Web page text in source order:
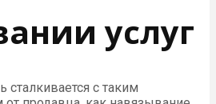
услуг
сталкивается с таким